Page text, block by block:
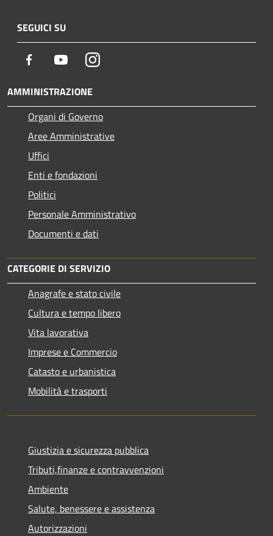
SEGUICI SU
Facebook YoutubeInstagram
AMMINISTRAZIONE
Organi di Governo
Aree Amministrative
Uffici
Enti e fondazioni
Politici
Personale Amministrativo
Documenti e dati
CATEGORIE DI SERVIZIO
Anagrafe e stato civile
Cultura e tempo libero
Vita lavorativa
Imprese e Commercio
Catasto e urbanistica
Mobilità e trasporti
Giustizia e sicurezza pubblica
Tributi,finanze e contravvenzioni
Ambiente
Salute, benessere e assistenza
Autorizzazioni